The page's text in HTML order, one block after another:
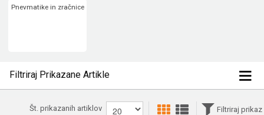
Pnevmatike in zračnice
Filtriraj Prikazane Artikle
Filtriraj prikaz
Št. prikazanih artiklov